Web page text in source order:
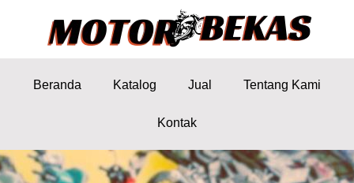
Beranda Katalog Jual Tentang Kami
Kontak